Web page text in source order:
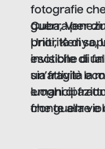
fotografie
guerra per
priorità di
invisibile di
un’attività
luoghi di
che guerre e
Cuba,
Uniti, Kenya,
esotiche di
sia fragile la
fronte alla